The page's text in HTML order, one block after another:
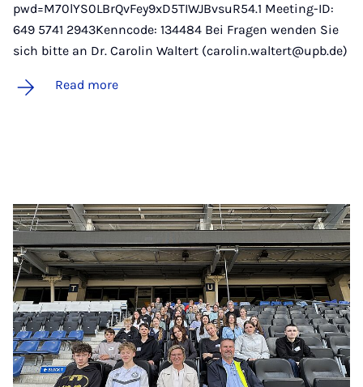
pwd=M70lYS0LBrQvFey9xD5TIWJBvsuR54.1 Meeting-ID:
649 5741 2943Kenncode: 134484 Bei Fragen wenden Sie
sich bitte an Dr. Carolin Waltert (carolin.waltert@upb.de)
Read more